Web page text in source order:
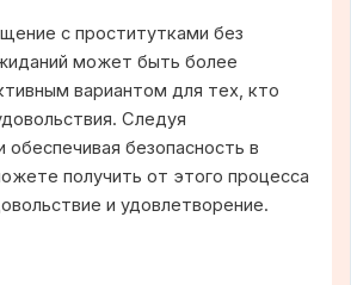
с проститутками без
может быть более
вариантом для тех, кто
Следуя
безопасность в
получить от этого процесса
и удовлетворение.